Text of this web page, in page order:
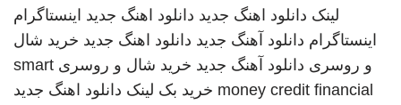
لینک دانلود اهنگ جدید دانلود اهنگ جدید اینستاگرام
اینستاگرام دانلود آهنگ جدید دانلود اهنگ جدید خرید شال
و روسری دانلود آهنگ جدید خرید شال و روسری smart
money credit financial خرید بک لینک دانلود اهنگ جدید